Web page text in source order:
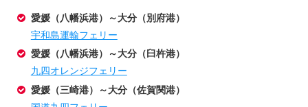
愛媛（八幡浜港）～大分（別府港）
宇和島運輸フェリー
愛媛（八幡浜港）～大分（臼杵港）
九四オレンジフェリー
愛媛（三崎港）～大分（佐賀関港）